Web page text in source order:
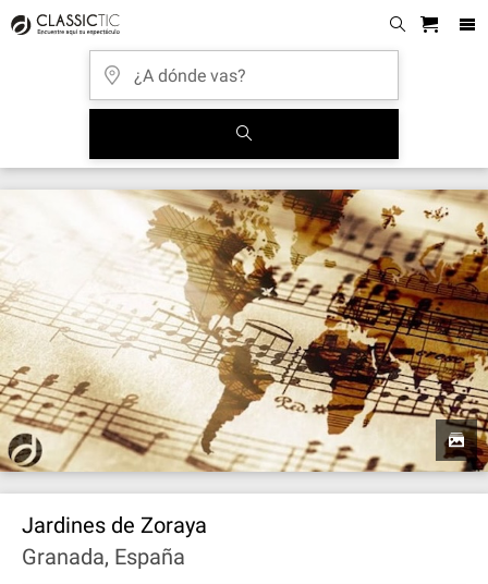
Jardines de Zoraya
Granada, España